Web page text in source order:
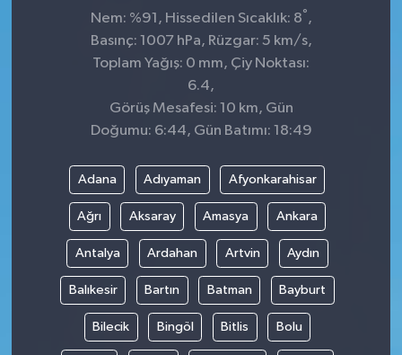
Nem: %91, Hissedilen Sıcaklık: 8° ,
Basınç: 1007 hPa, Rüzgar: 5 km/s,
Toplam Yağış: 0 mm, Çiy Noktası:
6.4,
Görüş Mesafesi: 10 km, Gün
Doğumu: 6:44, Gün Batımı: 18:49
Adana Adıyaman Afyonkarahisar
Ağrı Aksaray Amasya Ankara
Antalya Ardahan Artvin Aydın
Balıkesir Bartın Batman Bayburt
Bilecik Bingöl Bitlis Bolu